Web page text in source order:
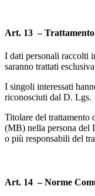
Art. 13 –
I dati personali raccolti
saranno trattati
I singoli interessati
riconosciuti dal D. Lgs.
Titolare del trattamento
(MB) nella persona del
o più responsabili del
Art. 14 – Norme